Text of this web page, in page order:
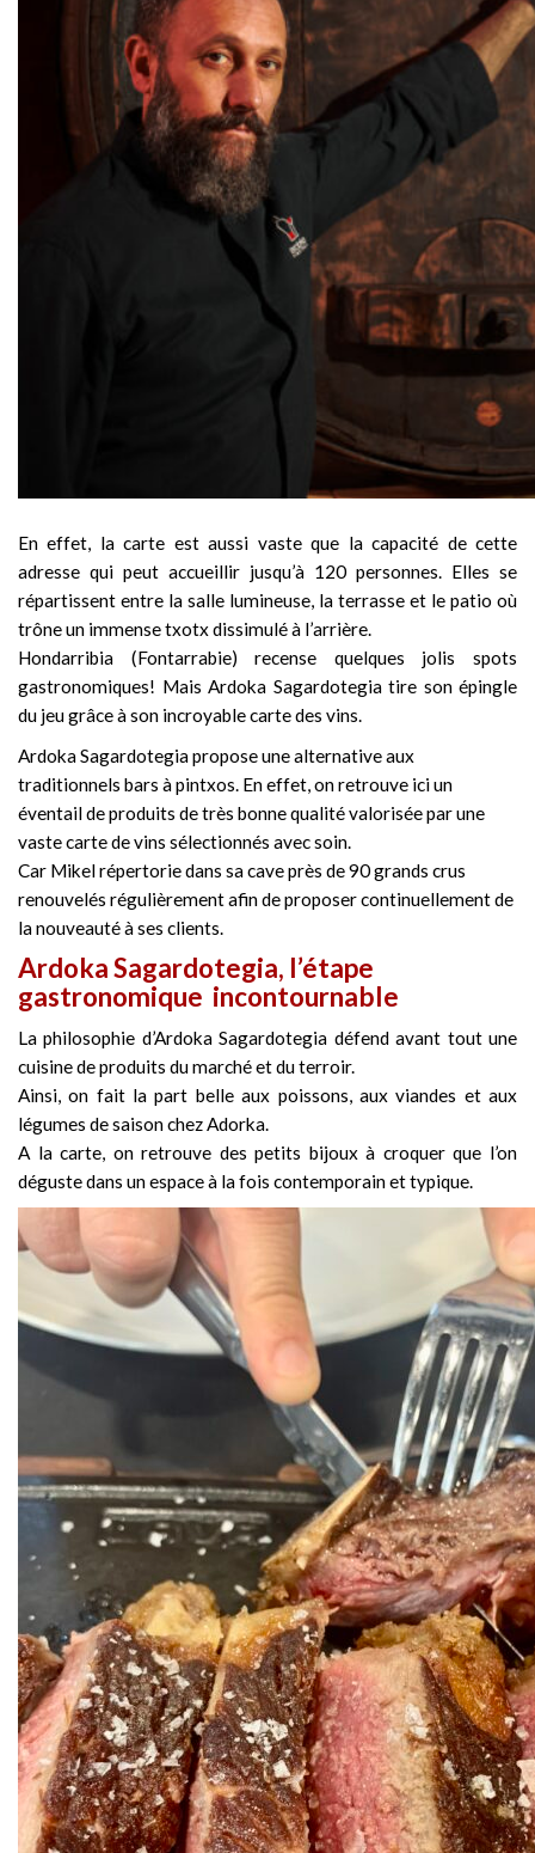
En effet, la carte est aussi vaste que la capacité de cette
adresse qui peut accueillir jusqu’à 120 personnes. Elles se
répartissent entre la salle lumineuse, la terrasse et le patio où
trône un immense txotx dissimulé à l’arrière.
Hondarribia (Fontarrabie) recense quelques jolis spots
gastronomiques! Mais Ardoka Sagardotegia tire son épingle
du jeu grâce à son incroyable carte des vins.
Ardoka Sagardotegia propose une alternative aux
traditionnels bars à pintxos. En effet, on retrouve ici un
éventail de produits de très bonne qualité valorisée par une
vaste carte de vins sélectionnés avec soin.
Car Mikel répertorie dans sa cave près de 90 grands crus
renouvelés régulièrement afin de proposer continuellement de
la nouveauté à ses clients.
Ardoka Sagardotegia, l’étape
gastronomique incontournable
La philosophie d’Ardoka Sagardotegia défend avant tout une
cuisine de produits du marché et du terroir.
Ainsi, on fait la part belle aux poissons, aux viandes et aux
légumes de saison chez Adorka.
A la carte, on retrouve des petits bijoux à croquer que l’on
déguste dans un espace à la fois contemporain et typique.